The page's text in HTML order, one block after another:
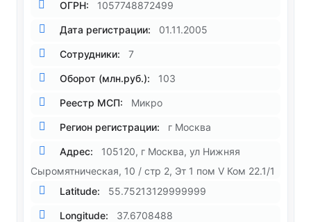
ОГРН: 1057748872499
Дата регистрации: 01.11.2005
Сотрудники: 7
Оборот (млн.руб.): 103
Реестр МСП: Микро
Регион регистрации: г Москва
Адрес:
105120, г Москва, ул Нижняя
Сыромятническая, 10 / стр 2, Эт 1 пом V Ком 22.1/1
Latitude:
55.75213129999999
Longitude: 37.6708488